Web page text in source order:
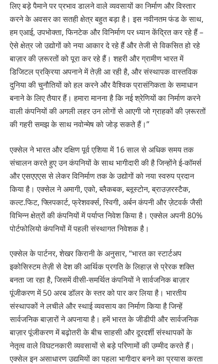
लिए बड़े पैमाने पर प्रभाव डालने वाले व्यवसायों का निर्माण और विस्तार
करने के अवसर का सतही क्षेत्र बहुत बड़ा है। इस नवीनतम फंड के साथ,
हम एआई, उपभोक्ता, फिनटेक और विनिर्माण पर ध्यान केंद्रित कर रहे हैं –
ऐसे क्षेत्र जो उद्योगों को नया आकार दे रहे हैं और तेजी से विकसित हो रहे
बाज़ार की ज़रूरतों को पूरा कर रहे हैं। शहरी और ग्रामीण भारत में
डिजिटल प्रक्रिया अपनाने में तेज़ी आ रही है, और संस्थापक वास्तविक
दुनिया की चुनौतियों को हल करने और वैश्विक प्रासंगिकता के समाधान
बनाने के लिए तैयार हैं। हमारा मानना है कि नई श्रेणियों का निर्माण करने
वाली कंपनियों की अगली लहर उन लोगों से आएगी जो ग्राहकों की ज़रूरतों
की गहरी समझ के साथ नवोन्मेष को जोड़ सकते हैं।”
एक्सेल ने भारत और दक्षिण पूर्व एशिया में 16 साल से अधिक समय तक
संचालन करते हुए उन कंपनियों के साथ भागीदारी की है जिन्होंने ई-कॉमर्स
और एसएएएस से लेकर विनिर्माण तक के उद्योगों को नया स्वरुप प्रदान
किया है। एक्सेल ने अमागी, एको, ब्लैकबक, ब्लूस्टोन, ब्राउज़रस्टैक,
कल्ट.फिट, फ्लिपकार्ट, फ्रेशवर्क्स, स्विगी, अर्बन कंपनी और ज़ेटवर्क जैसी
विभिन्न क्षेत्रों की कंपनियों में पर्याप्त निवेश किया है। एक्सेल अपनी 80%
पोर्टफोलियो कंपनियों में पहली संस्थागत निवेशक है।
एक्सेल के पार्टनर, शेखर किरानी के अनुसार, “भारत का स्टार्टअप
इकोसिस्टम तेज़ी से देश की आर्थिक प्रगति के लिहाज़ से प्रेरक शक्ति
बनता जा रहा है, जिसमें वीसी-समर्थित कंपनियों ने सार्वजनिक बाज़ार
पूंजीकरण में 50 अरब डॉलर के स्तर को पार कर लिया है। भारतीय
संस्थापकों ने लचीले और स्थाई व्यवसाय का निर्माण किया है जिन्हें
सार्वजनिक बाज़ारों ने अपनाया है। हमें भारत के जीडीपी और सार्वजनिक
बाज़ार पूंजीकरण में बढ़ोतरी के बीच साहसी और दूरदर्शी संस्थापकों के
नेतृत्व वाले विघटनकारी व्यवसायों से बड़े परिणामों की उम्मीद करते हैं।
एक्सेल इन असाधारण उद्यमियों का पहला भागीदार बनने का प्रयास करता